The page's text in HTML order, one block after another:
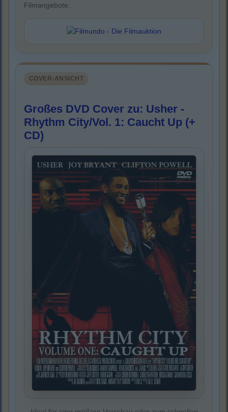
Filmangebote.
COVER-ANSICHT
Großes DVD Cover zu: Usher -
Rhythm City/Vol. 1: Caucht Up (+
CD)